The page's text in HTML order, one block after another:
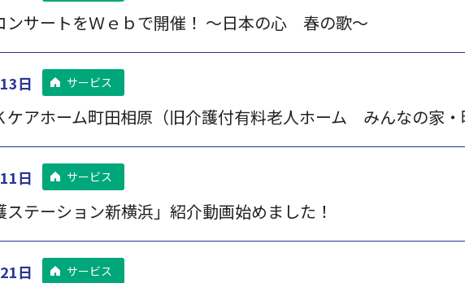
ンサートをＷｅｂで開催！ ～日本の心 春の歌～
日 サービス
ケアホーム町田相原（旧介護付有料老人ホーム みんなの家・
日 サービス
ステーション新横浜」紹介動画始めました！
日 サービス